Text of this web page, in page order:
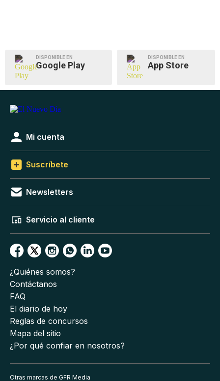
DISPONIBLE EN
Google Play
DISPONIBLE EN
App Store
Mi cuenta
Suscríbete
Newsletters
Servicio al cliente
¿Quiénes somos?
Contáctanos
FAQ
El diario de hoy
Reglas de concursos
Mapa del sitio
¿Por qué confiar en nosotros?
Otras marcas de GFR Media